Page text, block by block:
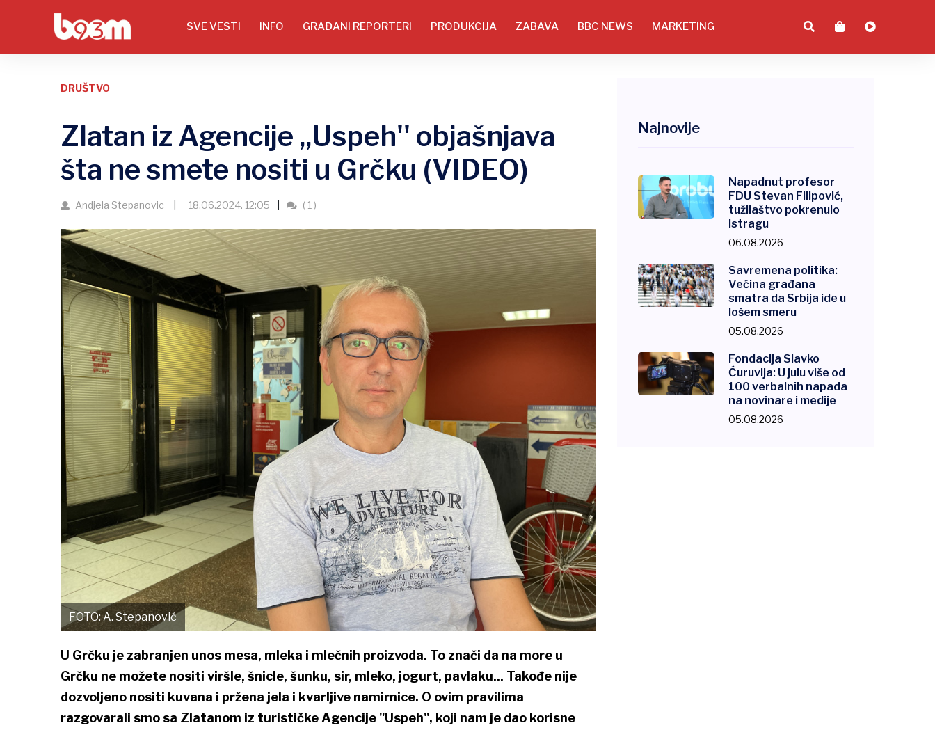
SVE VESTI INFO GRAĐANI REPORTERI PRODUKCIJA ZABAVA BBC NEWS MARKETING
DRUŠTVO
Zlatan iz Agencije ,,Uspeh'' objašnjava
šta ne smete nositi u Grčku (VIDEO)
Andjela Stepanovic 18.06.2024. 12:05 ( 1 )
FOTO: A. Stepanović
U Grčku je zabranjen unos mesa, mleka i mlečnih proizvoda. To znači da na more u
Grčku ne možete nositi viršle, šnicle, šunku, sir, mleko, jogurt, pavlaku... Takođe nije
dozvoljeno nositi kuvana i pržena jela i kvarljive namirnice. O ovim pravilima
razgovarali smo sa Zlatanom iz turističke Agencije "Uspeh", koji nam je dao korisne
Najnovije
Napadnut profesor
FDU Stevan Filipović,
tužilaštvo pokrenulo
istragu
06.08.2026
Savremena politika:
Većina građana
smatra da Srbija ide u
lošem smeru
05.08.2026
Fondacija Slavko
Ćuruvija: U julu više od
100 verbalnih napada
na novinare i medije
05.08.2026